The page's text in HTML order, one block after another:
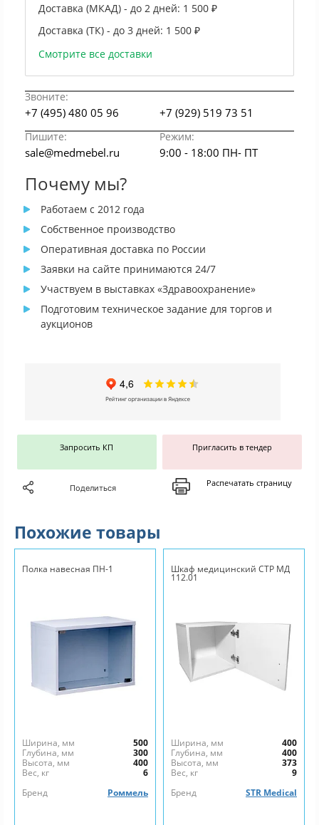
Доставка (МКАД) - до 2 дней: 1 500 ₽
Доставка (ТК) - до 3 дней: 1 500 ₽
Смотрите все доставки
Звоните:
+7 (495) 480 05 96 +7 (929) 519 73 51
Пишите: Режим:
sale@medmebel.ru 9:00 - 18:00 ПН- ПТ
Почему мы?
Работаем с 2012 года
Собственное производство
Оперативная доставка по России
Заявки на сайте принимаются 24/7
Участвуем в выставках «Здравоохранение»
Подготовим техническое задание для торгов и
аукционов
Запросить КП Пригласить в тендер
Поделиться Распечатать страницу
Похожие товары
Полка навесная ПН-1
Ширина, мм
500
Глубина, мм
300
Высота, мм
400
Вес, кг
6
Бренд
Роммель
Шкаф медицинский СТР МД
112.01
Ширина, мм
400
Глубина, мм
400
Высота, мм
373
Вес, кг
9
Бренд
STR Medical